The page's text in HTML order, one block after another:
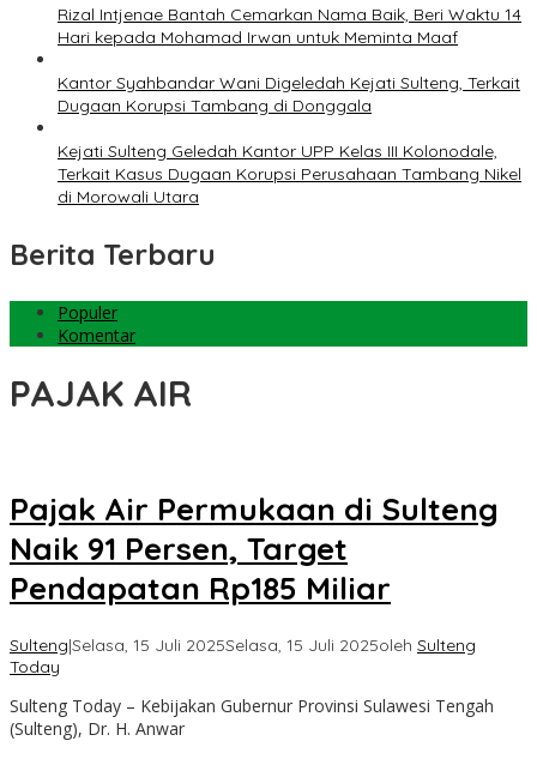
Rizal Intjenae Bantah Cemarkan Nama Baik, Beri Waktu 14
Hari kepada Mohamad Irwan untuk Meminta Maaf
Kantor Syahbandar Wani Digeledah Kejati Sulteng, Terkait
Dugaan Korupsi Tambang di Donggala
Kejati Sulteng Geledah Kantor UPP Kelas III Kolonodale,
Terkait Kasus Dugaan Korupsi Perusahaan Tambang Nikel
di Morowali Utara
Berita Terbaru
Populer
Komentar
PAJAK AIR
Pajak Air Permukaan di Sulteng
Naik 91 Persen, Target
Pendapatan Rp185 Miliar
Sulteng|Selasa, 15 Juli 2025Selasa, 15 Juli 2025oleh Sulteng
Today
Sulteng Today – Kebijakan Gubernur Provinsi Sulawesi Tengah
(Sulteng), Dr. H. Anwar